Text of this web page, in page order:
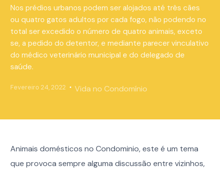
Nos prédios urbanos podem ser alojados até três cães
ou quatro gatos adultos por cada fogo, não podendo no
total ser excedido o número de quatro animais, exceto
se, a pedido do detentor, e mediante parecer vinculativo
do médico veterinário municipal e do delegado de
saúde.
Fevereiro 24, 2022 Vida no Condomínio
Animais domésticos no Condominio, este é um tema
que provoca sempre alguma discussão entre vizinhos,